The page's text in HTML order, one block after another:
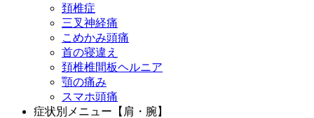
頚椎症
三叉神経痛
こめかみ頭痛
首の寝違え
頚椎椎間板ヘルニア
顎の痛み
スマホ頭痛
症状別メニュー【肩・腕】